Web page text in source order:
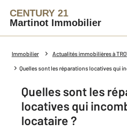
CENTURY 21
Martinot Immobilier
Immobilier Actualités immobilières à
Quelles sont les réparations locatives qui
Quelles sont les
locatives qui
locataire ?